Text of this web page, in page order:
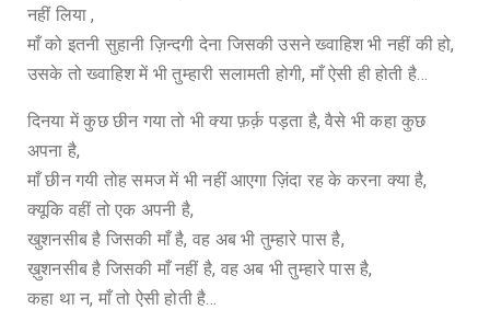
नहीं लिया ,
माँ को इतनी सुहानी ज़िन्दगी देना जिसकी उसने ख्वाहिश भी नहीं की हो,
उसके तो ख्वाहिश में भी तुम्हारी सलामती होगी, माँ ऐसी ही होती है…
दिनया में कुछ छीन गया तो भी क्या फ़र्क़ पड़ता है, वैसे भी कहा कुछ
अपना है,
माँ छीन गयी तोह समज में भी नहीं आएगा ज़िंदा रह के करना क्या है,
क्यूकि वहीं तो एक अपनी है,
खुशनसीब है जिसकी माँ है, वह अब भी तुम्हारे पास है,
ख़ुशनसीब है जिसकी माँ नहीं है, वह अब भी तुम्हारे पास है,
कहा था न, माँ तो ऐसी होती है…